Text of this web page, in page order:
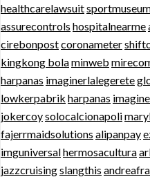
healthcarelawsuit
assurecontrols hospitalnearme
cirebonpostcoronameter
kingkong bolaminweb
harpanas imaginerlalegerete
lowkerpabrik harpanas
jokercoysolocalcionapoli
fajerrmaidsolutions alipanpay
imguniversalhermosacultura
jazzcruisingslangthis